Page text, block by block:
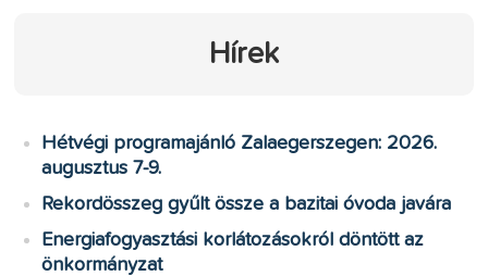
Hírek
Hétvégi programajánló Zalaegerszegen: 2026.
augusztus 7-9.
Rekordösszeg gyűlt össze a bazitai óvoda javára
Energiafogyasztási korlátozásokról döntött az
önkormányzat